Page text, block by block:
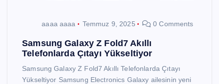
aaaa aaaa Temmuz 9, 2025 0 Comments
Samsung Galaxy Z Fold7 Akıllı
Telefonlarda Çıtayı Yükseltiyor
Samsung Galaxy Z Fold7 Akıllı Telefonlarda Çıtayı
Yükseltiyor Samsung Electronics Galaxy ailesinin yeni